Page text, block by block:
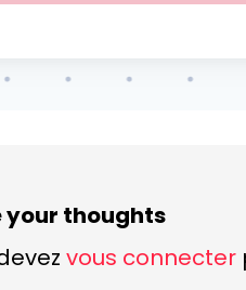
your thoughts
vous connecter